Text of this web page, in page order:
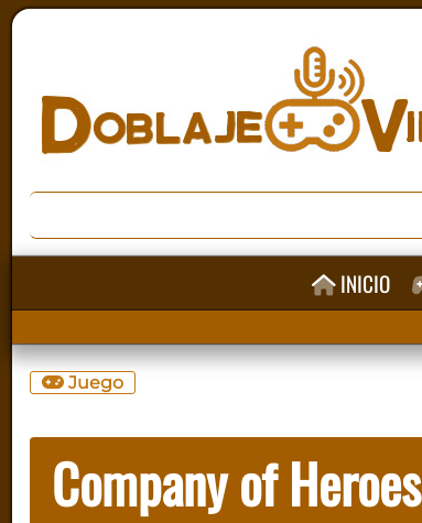
INICIO
Juego
Company of Heroes